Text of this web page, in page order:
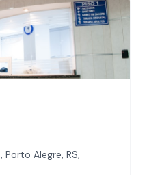
Porto Alegre, RS,